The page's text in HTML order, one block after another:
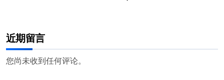
近期留言
您尚未收到任何评论。